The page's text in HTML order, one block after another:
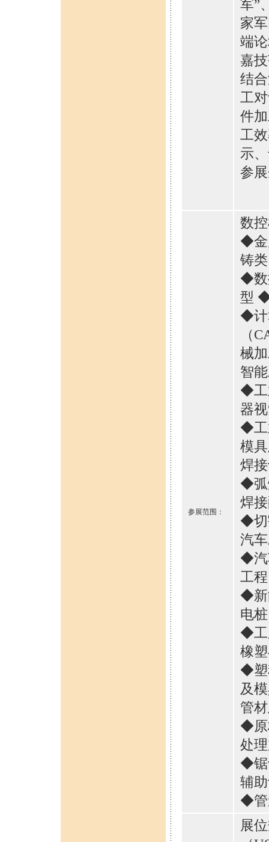
军”
家
端
嘉
结
工
件
工
示
参
参展范围：
数
◆金
铸
◆数
型
◆计
（
械
智
◆工
器
◆工
模
焊
◆弧
焊
◆切
汽
◆汽
工
◆新
电
◆工
橡
◆塑
及
管
◆原
处
◆锯
辅
◆管
展